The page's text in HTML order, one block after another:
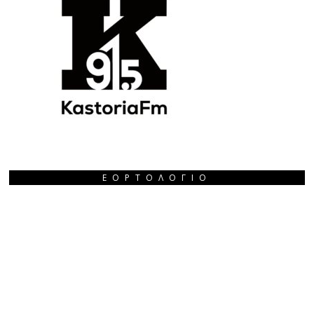
ΕΟΡΤΟΛΌΓΙΟ